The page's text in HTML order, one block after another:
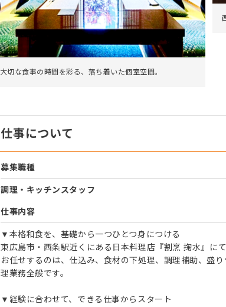
大切な食事の時間を彩る、落ち着いた個室空間。
仕事について
募集職種
調理・キッチンスタッフ
仕事内容
▼本格和食を、基礎から一つひとつ身につける
東広島市・西条駅近くにある日本料理店『割烹 掬水』に
お任せするのは、仕込み、食材の下処理、調理補助、盛
理業務全般です。
▼経験に合わせて、できる仕事からスタート